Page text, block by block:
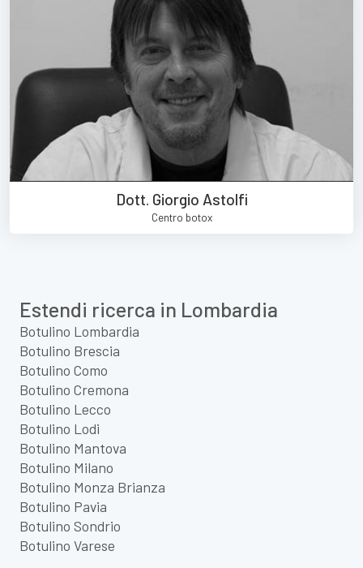
Dott. Giorgio Astolfi
Centro botox
Estendi ricerca in Lombardia
Botulino Lombardia
Botulino Brescia
Botulino Como
Botulino Cremona
Botulino Lecco
Botulino Lodi
Botulino Mantova
Botulino Milano
Botulino Monza Brianza
Botulino Pavia
Botulino Sondrio
Botulino Varese